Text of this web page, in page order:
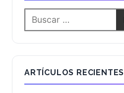
ARTÍCULOS RECIENTES